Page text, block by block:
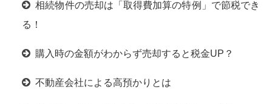
相続物件の売却は「取得費加算の特例」で節税でき
る！
購入時の金額がわからず売却すると税金UP？
不動産会社による高預かりとは